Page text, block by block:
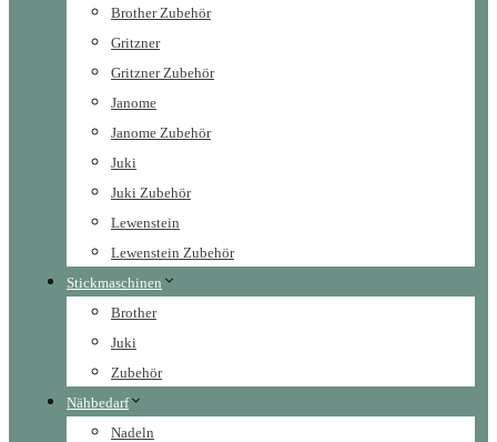
Brother Zubehör
Gritzner
Gritzner Zubehör
Janome
Janome Zubehör
Juki
Juki Zubehör
Lewenstein
Lewenstein Zubehör
Stickmaschinen
Brother
Juki
Zubehör
Nähbedarf
Nadeln